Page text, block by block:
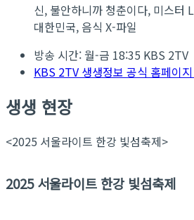
신, 불안하니까 청춘이다, 미스터
대한민국, 음식 X-파일
방송 시간: 월-금 18:35 KBS 2TV
KBS 2TV 생생정보 공식 홈페이
생생 현장
<2025 서울라이트 한강 빛섬축제>
2025 서울라이트 한강 빛섬축제